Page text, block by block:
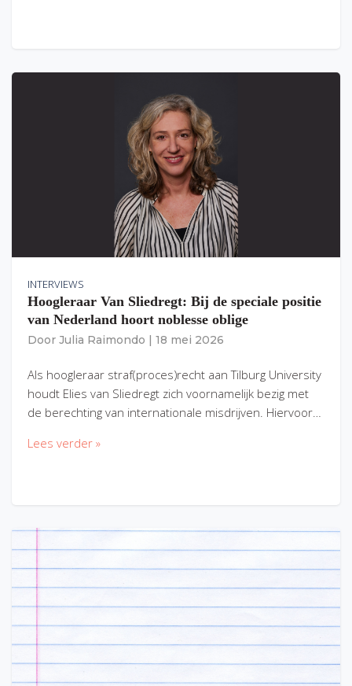
INTERVIEWS
Hoogleraar Van Sliedregt: Bij de speciale positie
van Nederland hoort noblesse oblige
Door Julia Raimondo 18 mei 2026
Als hoogleraar straf(proces)recht aan Tilburg University
houdt Elies van Sliedregt zich voornamelijk bezig met
de berechting van internationale misdrijven. Hiervoor…
Lees verder »